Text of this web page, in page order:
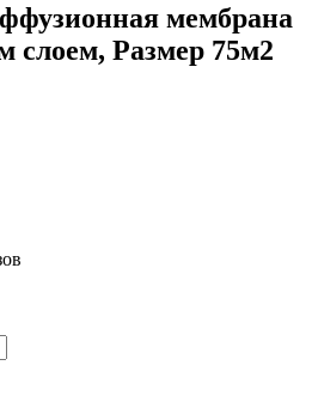
мембрана
слоем, Размер 75м2